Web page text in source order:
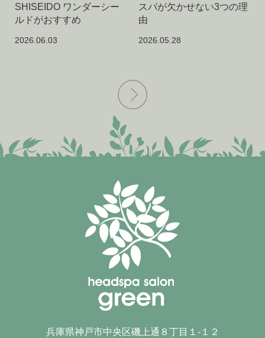
SHISEIDO ワンダーシー
ルドがおすすめ
2026.06.03
スパが欠かせない3つの理
由
2026.05.28
兵庫県神戸市中央区磯上通８丁目１-１２